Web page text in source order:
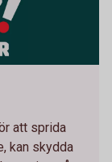
att sprida
kan skydda